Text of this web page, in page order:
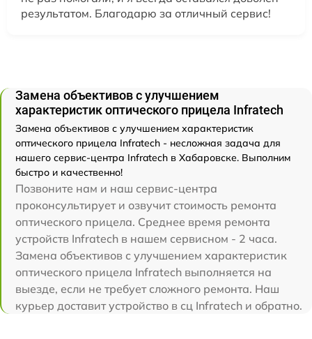
результатом. Благодарю за отличный сервис!
Замена объективов с улучшением
характеристик оптического прицела Infratech
Замена объективов с улучшением характеристик
оптического прицела Infratech - несложная задача для
нашего сервис-центра Infratech в Хабаровске. Выполним
быстро и качественно!
Позвоните нам и наш сервис-центра
проконсультирует и озвучит стоимость ремонта
оптического прицела. Среднее время ремонта
устройств Infratech в нашем сервисном - 2 часа.
Замена объективов с улучшением характеристик
оптического прицела Infratech выполняется на
выезде, если не требует сложного ремонта. Наш
курьер доставит устройство в сц Infratech и обратно.